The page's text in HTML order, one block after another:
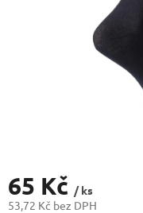
65 Kč / ks
53,72 Kč bez DPH